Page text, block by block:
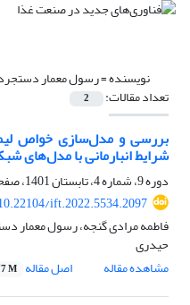
نویسنده =رسول معمار
تعداد مقالات: 2
بررسی و مدل‌سازی خواص
شرایط انبارمانی با مدل‌های
دوره 9، شماره 4، تابستان 1401، صفحه
ift.2022.5534.2097
فاطمه مرادی گنجه، رسول معمار
حیدری
مشاهده مقاله
اصل مقاله M